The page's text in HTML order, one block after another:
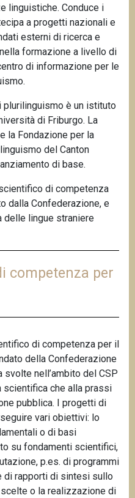
linguistiche. Conduce i
a progetti nazionali e
esterni di ricerca e
formazione a livello di
di informazione per le
plurilinguismo è un istituto
di Friburgo. La
la Fondazione per la
del Canton
di base.
di competenza
dalla Confederazione, e
delle lingue straniere
competenza per
di competenza per il
della Confederazione
nell’ambito del CSP
scientifica che alla prassi
pubblica. I progetti di
vari obiettivi: lo
o di basi
su fondamenti scientifici,
p.es. di programmi
di rapporti di sintesi sullo
o la realizzazione di